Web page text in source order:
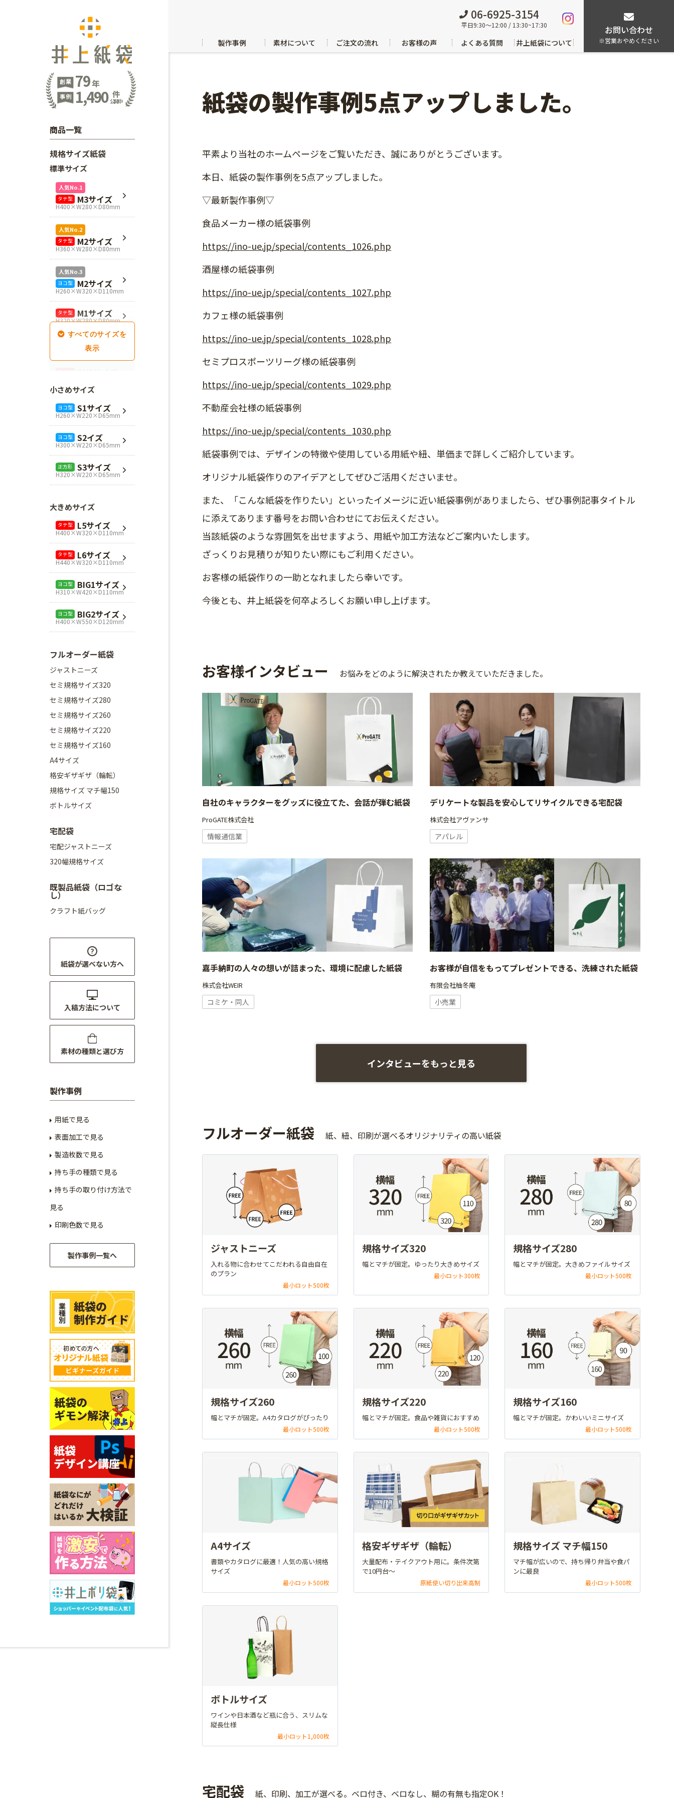
お問い合わせ
※営業おやめください
06-6925-3154
平日9:30～12:00 / 13:30~17:30
製作事例 素材について ご注文の流れ お客様の声 よくある質問 井上紙袋について
紙袋の製作事例5点アップしました。
平素より当社のホームページをご覧いただき、誠にありがとうございます。
本日、紙袋の製作事例を5点アップしました。
▽最新製作事例▽
食品メーカー様の紙袋事例
https://ino-ue.jp/special/contents_1026.php
酒屋様の紙袋事例
https://ino-ue.jp/special/contents_1027.php
カフェ様の紙袋事例
https://ino-ue.jp/special/contents_1028.php
セミプロスポーツリーグ様の紙袋事例
https://ino-ue.jp/special/contents_1029.php
不動産会社様の紙袋事例
https://ino-ue.jp/special/contents_1030.php
紙袋事例では、デザインの特徴や使用している用紙や紐、単価まで詳しくご紹介しています。
オリジナル紙袋作りのアイデアとしてぜひご活用くださいませ。
また、「こんな紙袋を作りたい」といったイメージに近い紙袋事例がありましたら、ぜひ事例記事タイトル
に添えてあります番号をお問い合わせにてお伝えください。
当該紙袋のような雰囲気を出せますよう、用紙や加工方法などご案内いたします。
ざっくりお見積りが知りたい際にもご利用ください。
お客様の紙袋作りの一助となれましたら幸いです。
今後とも、井上紙袋を何卒よろしくお願い申し上げます。
お客様インタビュー お悩みをどのように解決されたか教えていただきました。
自社のキャラクターをグッズに役立てた、会話が弾む紙袋
ProGATE株式会社
情報通信業
デリケートな製品を安心してリサイクルできる宅配袋
株式会社アヴァンサ
アパレル
嘉手納町の人々の想いが詰まった、環境に配慮した紙袋
株式会社WEIR
コミケ・同人
お客様が自信をもってプレゼントできる、洗練された紙袋
有限会社柚冬庵
小売業
インタビューをもっと見る
フルオーダー紙袋 紙、紐、印刷が選べるオリジナリティの高い紙袋
ジャストニーズ
入れる物に合わせてこだわれる自由自在
のプラン
最小ロット500枚
規格サイズ320
幅とマチが固定。ゆったり大きめサイズ
最小ロット300枚
規格サイズ280
幅とマチが固定。大きめファイルサイズ
最小ロット500枚
規格サイズ260
幅とマチが固定。A4カタログがぴったり
最小ロット500枚
規格サイズ220
幅とマチが固定。食品や雑貨におすすめ
最小ロット500枚
規格サイズ160
幅とマチが固定。かわいいミニサイズ
最小ロット500枚
A4サイズ
書類やカタログに最適！人気の高い規格
サイズ
最小ロット500枚
格安ギザギザ（輪転）
大量配布・テイクアウト用に。条件次第
で10円台～
原紙使い切り出来高制
規格サイズ マチ幅150
マチ幅が広いので、持ち帰り弁当や食パ
ンに最良
最小ロット500枚
ボトルサイズ
ワインや日本酒など瓶に合う、スリムな
縦長仕様
最小ロット1,000枚
宅配袋 紙、印刷、加工が選べる。ベロ付き、ベロなし、糊の有無も指定OK！
創業 79年
事例 1,490 件
公開中
商品一覧
規格サイズ紙袋
標準サイズ
人気No.1
タテ型 M3サイズ
H400×W280×D80mm
人気No.2
タテ型 M2サイズ
H360×W280×D80mm
人気No.3
ヨコ型 M2サイズ
H260×W320×D110mm
タテ型 M1サイズ
H320×W280×D80mm
SM1サイズ
H280×W260×D100mm
SM3サイズ
H360×W260×D100mm
L4サイズ
H360×W320×D110mm
L1サイズ
H240×W320×D110mm
正方形 Mスクエア
H280×W280×D80mm
正方形 Lスクエア
H320×W320×D110mm
小さめサイズ
ヨコ型 S1サイズ
H260×W220×D65mm
ヨコ型 S2イズ
H300×W220×D65mm
正方形 S3サイズ
H320×W220×D65mm
大きめサイズ
タテ型 L5サイズ
H400×W320×D110mm
タテ型 L6サイズ
H440×W320×D110mm
ヨコ型 BIG1サイズ
H310×W420×D110mm
ヨコ型 BIG2サイズ
H400×W550×D120mm
フルオーダー紙袋
ジャストニーズ
セミ規格サイズ320
セミ規格サイズ280
セミ規格サイズ260
セミ規格サイズ220
セミ規格サイズ160
A4サイズ
格安ギザギザ（輪転）
規格サイズ マチ幅150
ボトルサイズ
宅配袋
宅配ジャストニーズ
320幅規格サイズ
既製品紙袋（ロゴな
し）
クラフト紙バッグ
紙袋が選べない方へ
入稿方法について
素材の種類と選び方
製作事例
用紙で見る
表面加工で見る
製造枚数で見る
持ち手の種類で見る
持ち手の取り付け方法で
見る
印刷色数で見る
製作事例一覧へ